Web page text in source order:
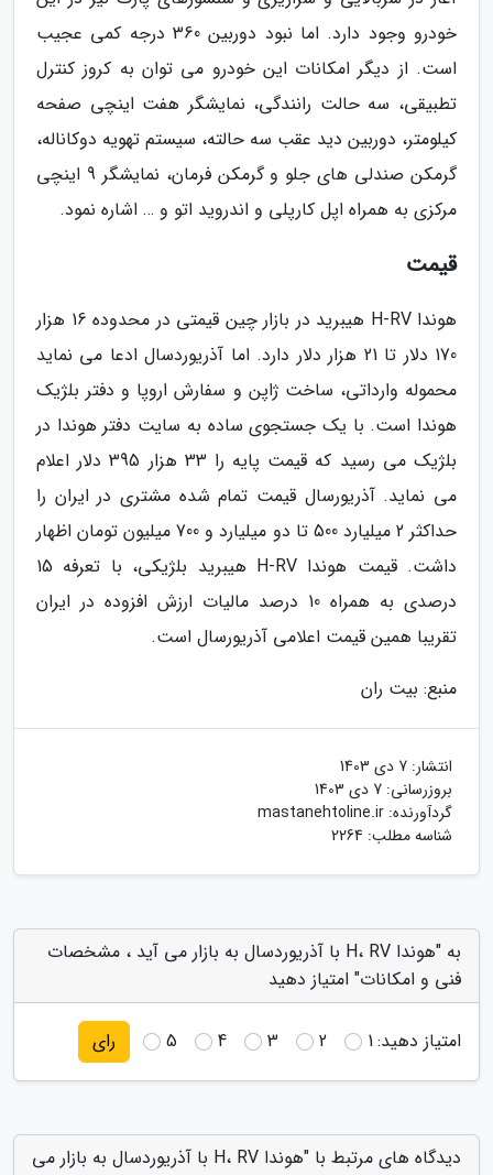
خودرو وجود دارد. اما نبود دوربین 360 درجه کمی عجیب
است. از دیگر امکانات این خودرو می توان به کروز کنترل
تطبیقی، سه حالت رانندگی، نمایشگر هفت اینچی صفحه
کیلومتر، دوربین دید عقب سه حالته، سیستم تهویه دوکاناله،
گرمکن صندلی های جلو و گرمکن فرمان، نمایشگر 9 اینچی
مرکزی به همراه اپل کارپلی و اندروید اتو و … اشاره نمود.
قیمت
هوندا H-RV هیبرید در بازار چین قیمتی در محدوده 16 هزار
170 دلار تا 21 هزار دلار دارد. اما آذریوردسال ادعا می نماید
محموله وارداتی، ساخت ژاپن و سفارش اروپا و دفتر بلژیک
هوندا است. با یک جستجوی ساده به سایت دفتر هوندا در
بلژیک می رسید که قیمت پایه را 33 هزار 395 دلار اعلام
می نماید. آذریورسال قیمت تمام شده مشتری در ایران را
حداکثر 2 میلیارد 500 تا دو میلیارد و 700 میلیون تومان اظهار
داشت. قیمت هوندا H-RV هیبرید بلژیکی، با تعرفه 15
درصدی به همراه 10 درصد مالیات ارزش افزوده در ایران
تقریبا همین قیمت اعلامی آذریورسال است.
منبع: بیت ران
انتشار: 7 دی 1403
بروزرسانی: 7 دی 1403
گردآورنده: mastanehtoline.ir
شناسه مطلب: 2264
به "هوندا H، RV با آذریوردسال به بازار می آید ، مشخصات
فنی و امکانات" امتیاز دهید
امتیاز دهید:1
2
3
4
5 رای
دیدگاه های مرتبط با "هوندا H، RV با آذریوردسال به بازار می